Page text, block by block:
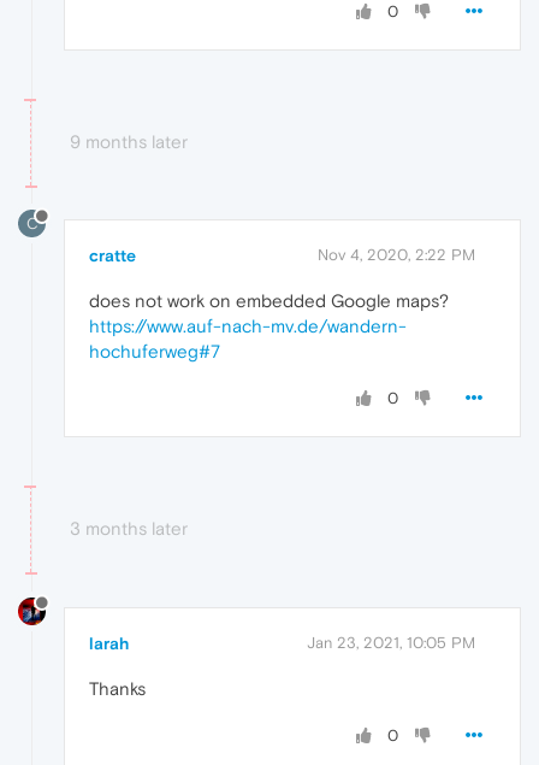
0
9 months later
C
cratte Nov 4, 2020, 2:22 PM
does not work on embedded Google maps?
https://www.auf-nach-mv.de/wandern-
hochuferweg#7
0
3 months later
larah Jan 23, 2021, 10:05 PM
Thanks
0